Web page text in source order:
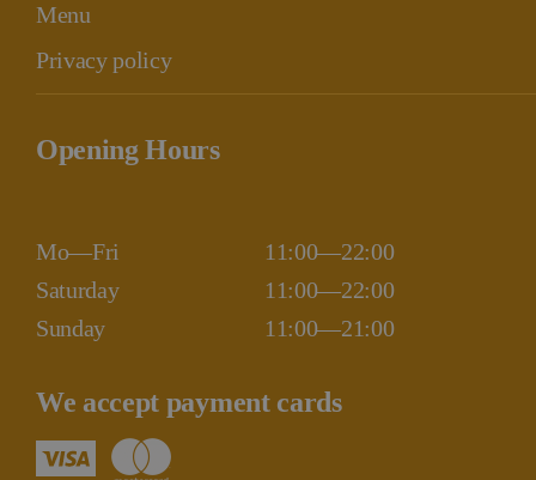
Menu
Privacy policy
Opening Hours
Mo—Fri
11:00—22:00
Saturday
11:00—22:00
Sunday
11:00—21:00
We accept payment cards